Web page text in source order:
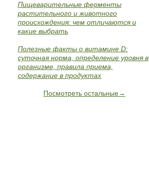
Пищеварительные ферменты
растительного и животного
происхождения: чем отличаются и
какие выбрать
Полезные факты о витамине D:
суточная норма, определение уровня в
организме, правила приема,
содержание в продуктах
Посмотреть остальные→